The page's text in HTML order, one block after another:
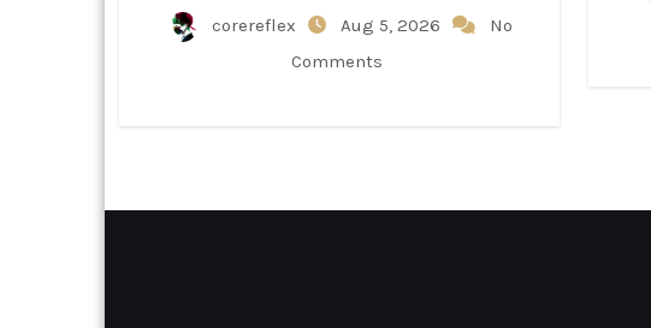
corereflex Aug 5, 2026
No
Comments